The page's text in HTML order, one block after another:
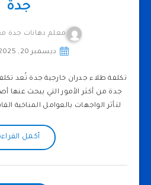
جدة
معلم دهانات جدة
ديسمبر 20, 2025
تكلفة طلاء جدران خارجية جدة تُعد
جدة من أكثر الأمور التي يبحث عنها
لتأثر الواجهات بالعوامل المناخية
أكمل